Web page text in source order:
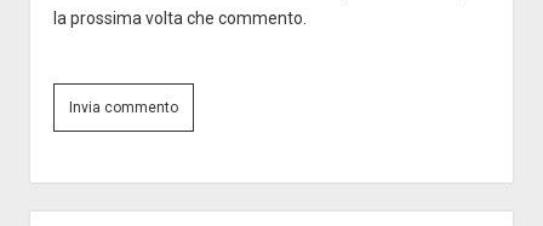
la prossima volta che commento.